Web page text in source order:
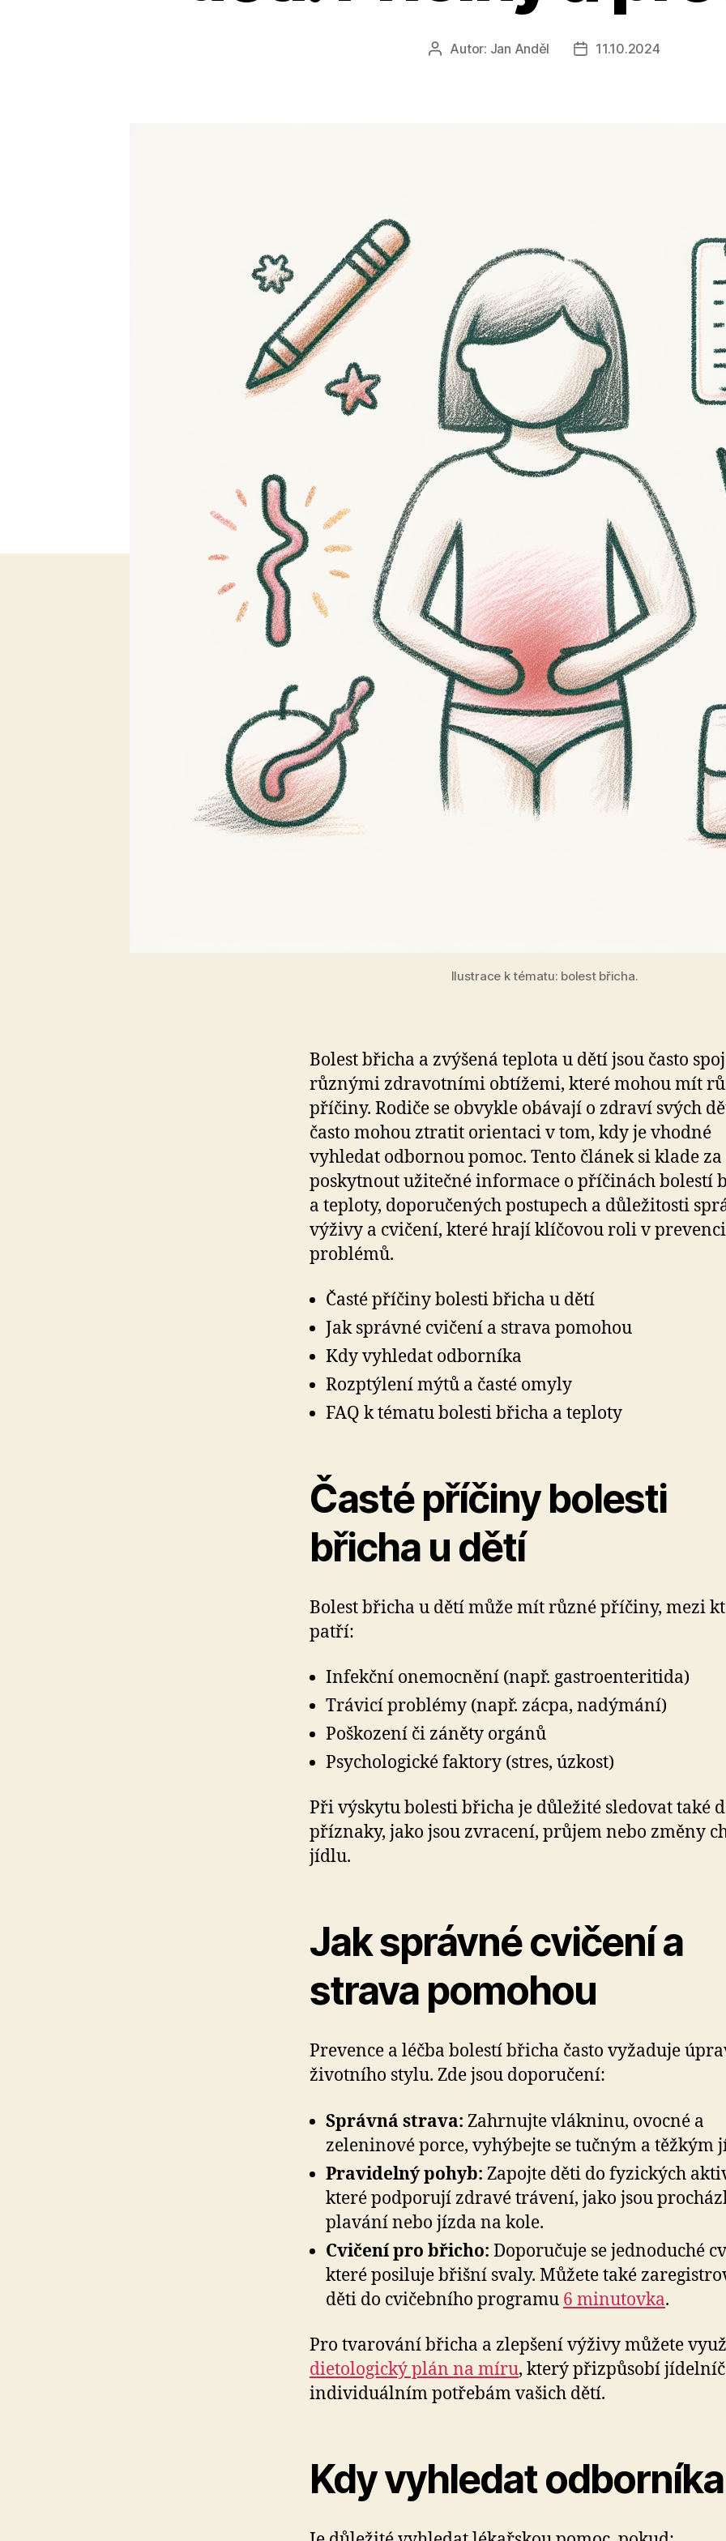
AutorAutor: Jan Anděl
Datum
11.10.2024
Ilustrace k tématu: bolest břicha.
Bolest břicha a zvýšená teplota u dětí jsou často
různými zdravotními obtížemi, které mohou mít
příčiny. Rodiče se obvykle obávají o zdraví svých
často mohou ztratit orientaci v tom, kdy je vhodné
vyhledat odbornou pomoc. Tento článek si klade
poskytnout užitečné informace o příčinách bolestí
a teploty, doporučených postupech a důležitosti
výživy a cvičení, které hrají klíčovou roli v
problémů.
Časté příčiny bolesti břicha u dětí
Jak správné cvičení a strava pomohou
Kdy vyhledat odborníka
Rozptýlení mýtů a časté omyly
FAQ k tématu bolesti břicha a teploty
Časté příčiny bolesti
břicha u dětí
Bolest břicha u dětí může mít různé příčiny, mezi
patří:
Infekční onemocnění (např. gastroenteritida)
Trávicí problémy (např. zácpa, nadýmání)
Poškození či záněty orgánů
Psychologické faktory (stres, úzkost)
Při výskytu bolesti břicha je důležité sledovat také
příznaky, jako jsou zvracení, průjem nebo změny
jídlu.
Jak správné cvičení a
strava pomohou
Prevence a léčba bolestí břicha často vyžaduje
životního stylu. Zde jsou doporučení:
Správná strava: Zahrnujte vlákninu, ovocné a
zeleninové porce, vyhýbejte se tučným a těžkým
Pravidelný pohyb: Zapojte děti do fyzických
které podporují zdravé trávení, jako jsou
plavání nebo jízda na kole.
Cvičení pro břicho: Doporučuje se jednoduché
které posiluje břišní svaly. Můžete také
děti do cvičebního programu 6 minutovka.
Pro tvarování břicha a zlepšení výživy můžete
dietologický plán na míru, který přizpůsobí
individuálním potřebám vašich dětí.
Kdy vyhledat odborníka